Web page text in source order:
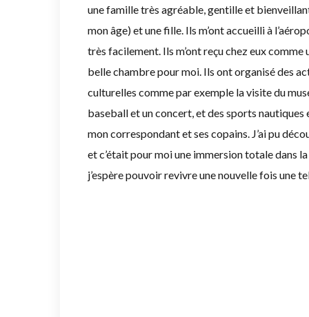
une famille très agréable, gentille et
mon âge) et une fille. Ils m’ont accueilli à
très facilement. Ils m’ont reçu chez eux
belle chambre pour moi. Ils ont organisé des
culturelles comme par exemple la visite du
baseball et un concert, et des sports
mon correspondant et ses copains. J’ai pu
et c’était pour moi une immersion totale dans
j’espère pouvoir revivre une nouvelle fois une